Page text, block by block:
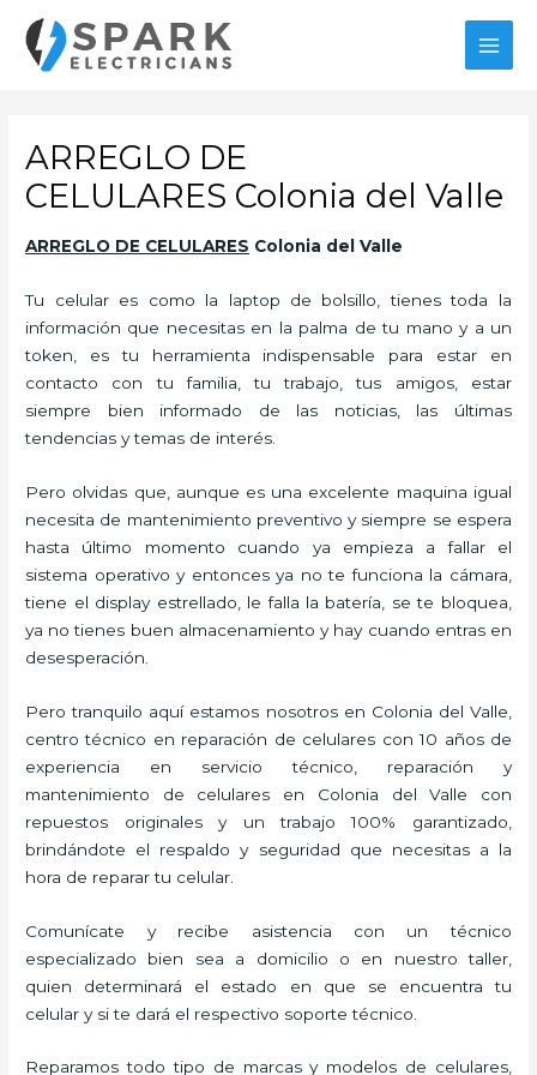
contenido
ARREGLO DE
CELULARES Colonia del Valle
ARREGLO DE CELULARES Colonia del Valle
Tu celular es como la laptop de bolsillo, tienes toda la
información que necesitas en la palma de tu mano y a un
token, es tu herramienta indispensable para estar en
contacto con tu familia, tu trabajo, tus amigos, estar
siempre bien informado de las noticias, las últimas
tendencias y temas de interés.
Pero olvidas que, aunque es una excelente maquina igual
necesita de mantenimiento preventivo y siempre se espera
hasta último momento cuando ya empieza a fallar el
sistema operativo y entonces ya no te funciona la cámara,
tiene el display estrellado, le falla la batería, se te bloquea,
ya no tienes buen almacenamiento y hay cuando entras en
desesperación.
Pero tranquilo aquí estamos nosotros en Colonia del Valle,
centro técnico en reparación de celulares con 10 años de
experiencia en servicio técnico, reparación y
mantenimiento de celulares en Colonia del Valle con
repuestos originales y un trabajo 100% garantizado,
brindándote el respaldo y seguridad que necesitas a la
hora de reparar tu celular.
Comunícate y recibe asistencia con un técnico
especializado bien sea a domicilio o en nuestro taller,
quien determinará el estado en que se encuentra tu
celular y si te dará el respectivo soporte técnico.
Reparamos todo tipo de marcas y modelos de celulares,